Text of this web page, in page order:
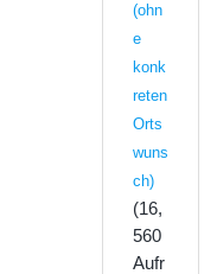
(ohn
e
konk
reten
Orts
wuns
ch)
(16,
560
Aufr